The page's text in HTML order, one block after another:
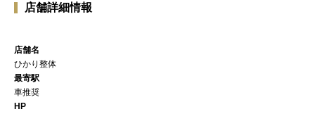
店舗詳細情報
店舗名
ひかり整体
最寄駅
車推奨
HP